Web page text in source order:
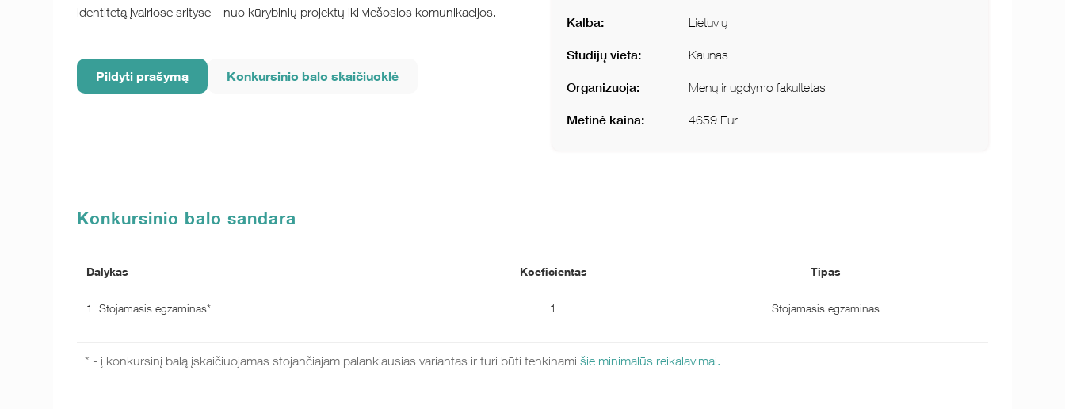
identitetą įvairiose srityse – nuo kūrybinių projektų iki viešosios komunikacijos.
Pildyti prašymą Konkursinio balo skaičiuoklė
Kalba: Lietuvių
Studijų vieta: Kaunas
Organizuoja: Menų ir ugdymo fakultetas
Metinė kaina: 4659 Eur
Konkursinio balo sandara
Dalykas Koeficientas Tipas
1. Stojamasis egzaminas* 1 Stojamasis egzaminas
* - į konkursinį balą įskaičiuojamas stojančiajam palankiausias variantas ir turi būti tenkinamišie minimalūs reikalavimai.